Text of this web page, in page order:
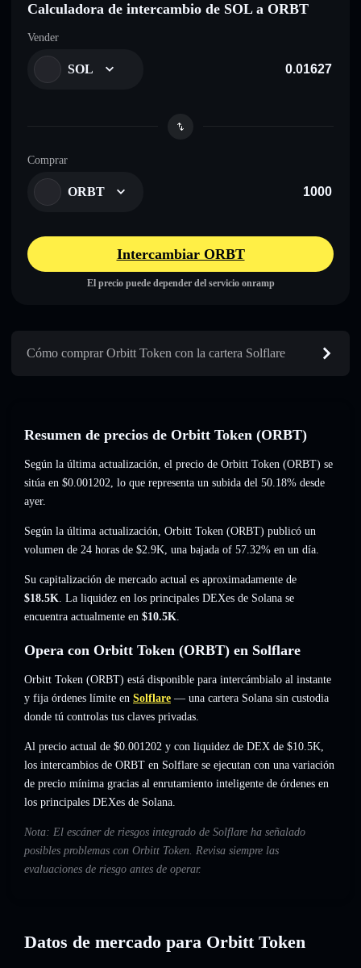
Calculadora de intercambio de SOL a ORBT
Vender
SOL
Comprar
ORBT
Intercambiar ORBT
El precio puede depender del servicio onramp
Cómo comprar Orbitt Token con la cartera Solflare
Resumen de precios de Orbitt Token (ORBT)
Según la última actualización, el precio de Orbitt Token (ORBT) se
sitúa en $0.001202, lo que representa un subida del 50.18% desde
ayer.
Según la última actualización, Orbitt Token (ORBT) publicó un
volumen de 24 horas de $2.9K, una bajada of 57.32% en un día.
Su capitalización de mercado actual es aproximadamente de
$18.5K. La liquidez en los principales DEXes de Solana se
encuentra actualmente en $10.5K.
Opera con Orbitt Token (ORBT) en Solflare
Orbitt Token (ORBT) está disponible para intercámbialo al instante
y fija órdenes límite en Solflare — una cartera Solana sin custodia
donde tú controlas tus claves privadas.
Al precio actual de $0.001202 y con liquidez de DEX de $10.5K,
los intercambios de ORBT en Solflare se ejecutan con una variación
de precio mínima gracias al enrutamiento inteligente de órdenes en
los principales DEXes de Solana.
Nota: El escáner de riesgos integrado de Solflare ha señalado
posibles problemas con Orbitt Token. Revisa siempre las
evaluaciones de riesgo antes de operar.
Datos de mercado para Orbitt Token